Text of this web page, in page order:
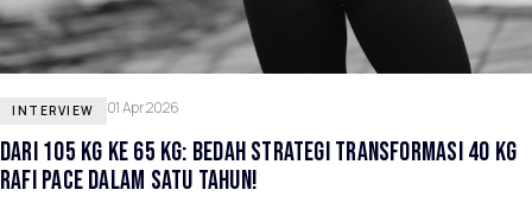
INTERVIEW 01 Apr 2026
DARI 105 KG KE 65 KG: BEDAH STRATEGI TRANSFORMASI 40 KG
RAFI PACE DALAM SATU TAHUN!